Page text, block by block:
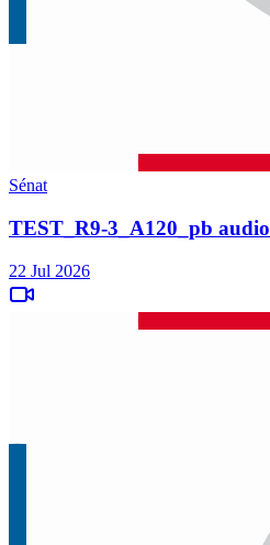
Sénat
TEST_R9-3_A120_pb audio
22 Jul 2026